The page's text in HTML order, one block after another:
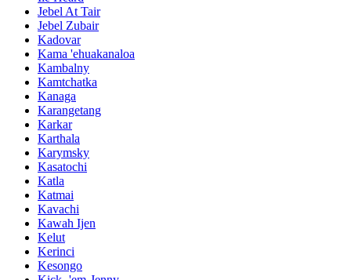
Jebel At Tair
Jebel Zubair
Kadovar
Kama 'ehuakanaloa
Kambalny
Kamtchatka
Kanaga
Karangetang
Karkar
Karthala
Karymsky
Kasatochi
Katla
Katmai
Kavachi
Kawah Ijen
Kelut
Kerinci
Kesongo